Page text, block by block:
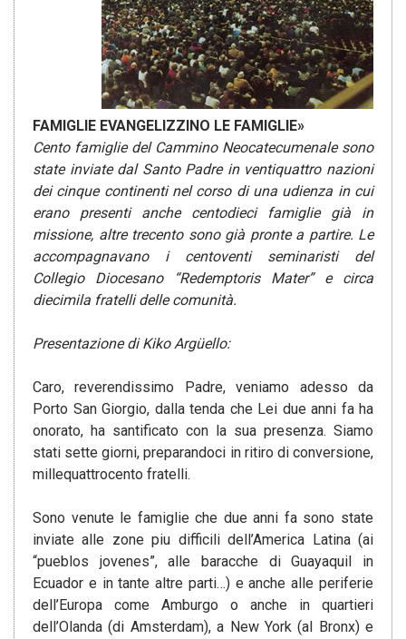
FAMIGLIE EVANGELIZZINO LE FAMIGLIE»
Cento famiglie del Cammino Neocatecumenale sono
state inviate dal Santo Padre in ventiquattro nazioni
dei cinque continenti nel corso di una udienza in cui
erano presenti anche centodieci famiglie già in
missione, altre trecento sono già pronte a partire. Le
accompagnavano i centoventi seminaristi del
Collegio Diocesano “Redemptoris Mater” e circa
diecimila fratelli delle comunità.
Presentazione di Kiko Argüello:
Caro, reverendissimo Padre, veniamo adesso da
Porto San Giorgio, dalla tenda che Lei due anni fa ha
onorato, ha santificato con la sua presenza. Siamo
stati sette giorni, preparandoci in ritiro di conversione,
millequattrocento fratelli.
Sono venute le famiglie che due anni fa sono state
inviate alle zone piu difficili dell’America Latina (ai
“pueblos jovenes”, alle baracche di Guayaquil in
Ecuador e in tante altre parti…) e anche alle periferie
dell’Europa come Amburgo o anche in quartieri
dell’Olanda (di Amsterdam), a New York (al Bronx) e